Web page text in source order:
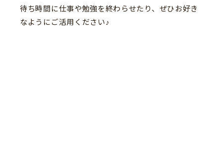
待ち時間に仕事や勉強を終わらせたり、ぜひお好き
なようにご活用ください♪